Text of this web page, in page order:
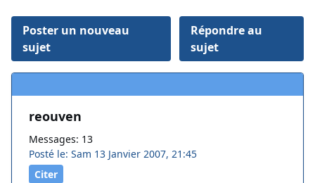
Poster un nouveau
sujet
Répondre au
sujet
reouven
Messages: 13
Posté le: Sam 13 Janvier 2007, 21:45
Citer